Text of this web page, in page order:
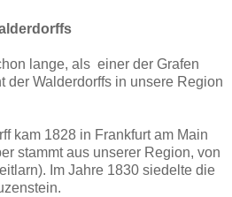
lange, als einer der Grafen
der Walderdorffs in unsere Region
kam 1828 in Frankfurt am Main
stammt aus unserer Region, von
Im Jahre 1830 siedelte die